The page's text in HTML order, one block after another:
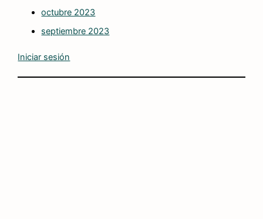
octubre 2023
septiembre 2023
Iniciar sesión